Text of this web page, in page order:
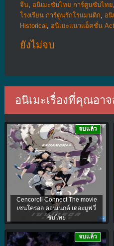
จีน, อนิเมะซับไทย การ์ตูนซับไทย
โรงเรียน การ์ตูนรักโรแมนติก
อนิ
Historical
อนิเมะแนวแอ็คชั่น
ยังไม่จบ
อนิเมะเรื่องที่คุณอาจ
Cencoroll Connect The movie
เซนโครอล คอนเนกต์ เดอะมูฟวี่
ซับไทย
จบแล้ว
จบแล้ว